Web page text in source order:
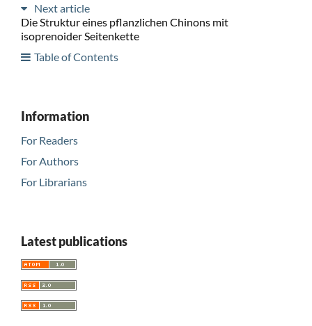
Next article
Die Struktur eines pflanzlichen Chinons mit
isoprenoider Seitenkette
Table of Contents
Information
For Readers
For Authors
For Librarians
Latest publications